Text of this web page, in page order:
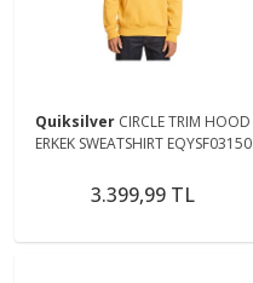
Quiksilver CIRCLE TRIM HOOD
ERKEK SWEATSHIRT EQYSF03150
3.399,99 TL